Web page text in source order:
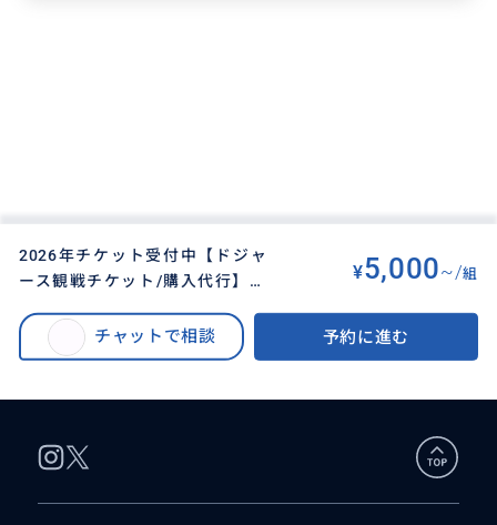
2026年チケット受付中【ドジャ
ース観戦チケット/購入代行】セ
の支払い方法/ドジャース観戦チ
ケット/ドジャースタジアム/スタ
¥5,000~/組
チャットで相談 予約に進む
【ドジャース観戦チケット/購入代行】セクション指定/座席指定可能/安心の
支払い方法/ドジャース観戦チケット/ドジャースタジアム/スタジアムツアー/
プリゲームツアー/日本語/団体・グループ席あり